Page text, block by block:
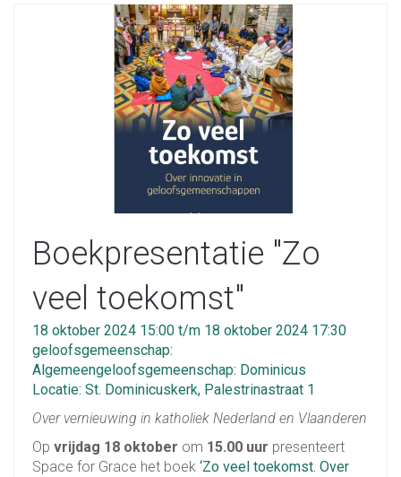
Boekpresentatie "Zo
veel toekomst"
18 oktober 2024 15:00 t/m 18 oktober 2024 17:30
geloofsgemeenschap:
Algemeengeloofsgemeenschap: Dominicus
Locatie: St. Dominicuskerk, Palestrinastraat 1
Over vernieuwing in katholiek Nederland en Vlaanderen
Op vrijdag 18 oktober om 15.00 uur presenteert
Space for Grace het boek ‘Zo veel toekomst. Over